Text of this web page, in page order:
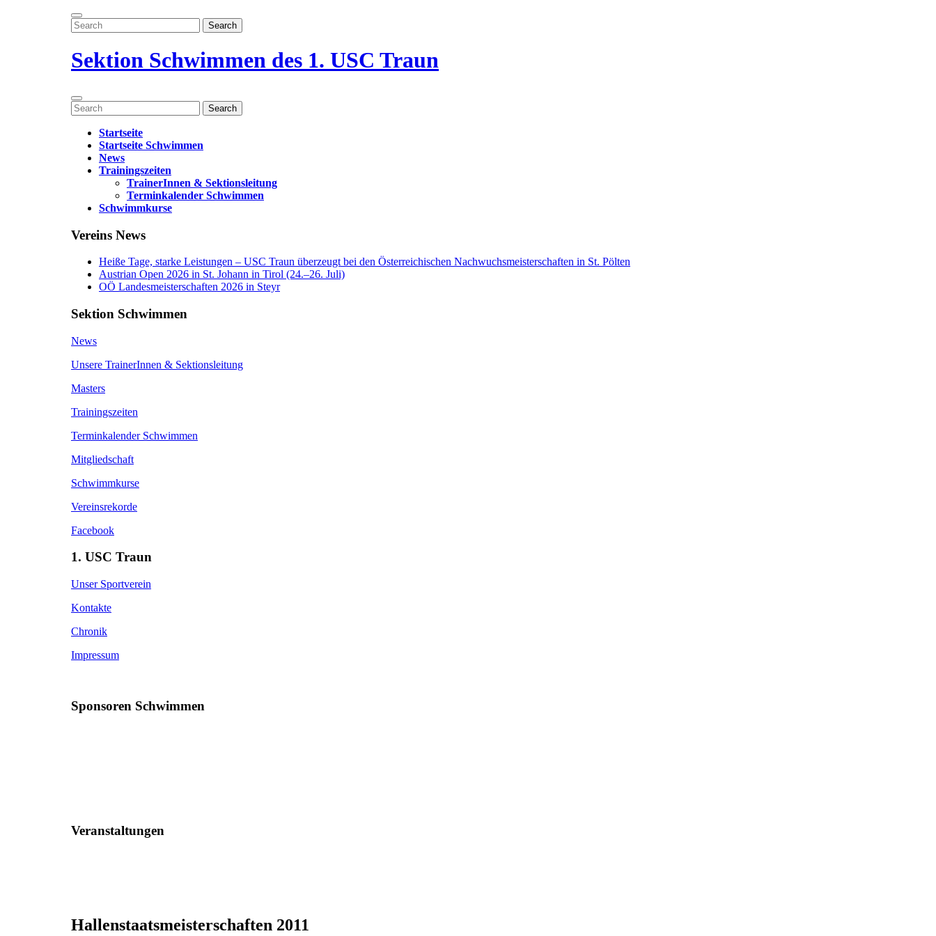
Zum
Inhalt
springen
Menü
öffnen
Search
for:
schließen
Sektion Schwimmen des 1. USC Traun
Menü
öffnen
Search
for:
Startseite
Startseite Schwimmen
News
Trainingszeiten
TrainerInnen & Sektionsleitung
Terminkalender Schwimmen
Schwimmkurse
Menü
schließen
Vereins News
Heiße Tage, starke Leistungen – USC Traun überzeugt bei den Österreichischen Nachwuchsmeisterschaften in St. Pölten
Austrian Open 2026 in St. Johann in Tirol (24.–26. Juli)
OÖ Landesmeisterschaften 2026 in Steyr
Sektion Schwimmen
News
Unsere TrainerInnen & Sektionsleitung
Masters
Trainingszeiten
Terminkalender Schwimmen
Mitgliedschaft
Schwimmkurse
Vereinsrekorde
Facebook
1. USC Traun
Unser Sportverein
Kontakte
Chronik
Impressum
Sponsoren Schwimmen
Veranstaltungen
Hallenstaatsmeisterschaften 2011